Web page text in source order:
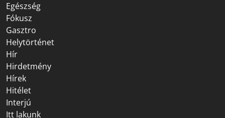
Egészség
Fókusz
Gasztro
Helytörténet
Hír
Hirdetmény
Hírek
Hitélet
Interjú
Itt lakunk